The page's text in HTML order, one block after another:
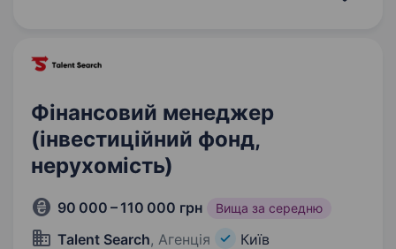
Фінансовий менеджер
(інвестиційний фонд,
нерухомість)
90 000 – 110 000 грн Вища за середню
Talent Search, Агенція Київ